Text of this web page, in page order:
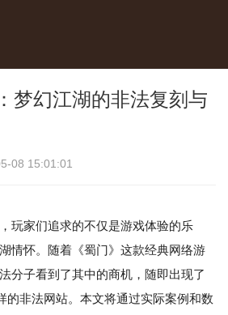
梦幻江湖的非法复刻与
08 15:01:01
玩家们追求的不仅是游戏体验的乐
情怀。随着《蜀门》这款经典网络游
分子看到了其中的商机，随即出现了
的非法网站。本文将通过实际案例和数